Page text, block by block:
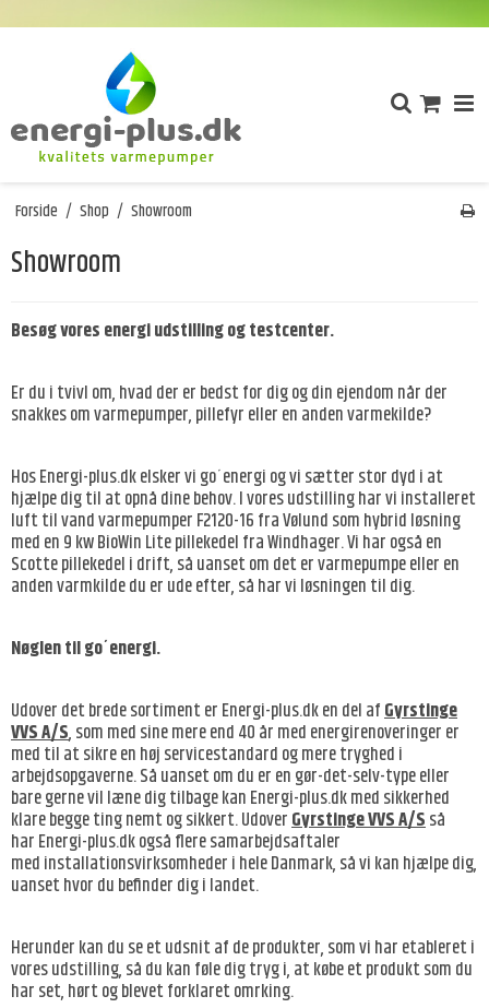
Forside / Shop / Showroom
Showroom
Besøg vores energi udstilling og testcenter.
Er du i tvivl om, hvad der er bedst for dig og din ejendom når der
snakkes om varmepumper, pillefyr eller en anden varmekilde?
HosEnergi-plus.dkelsker vi go´energi og vi sætter stor dyd i at
hjælpe dig til at opnå dine behov. I vores udstilling har vi installeret
luft til vand varmepumper F2120-16 fra Vølund som hybrid løsning
med en 9 kw BioWin Lite pillekedel fra Windhager. Vi har også en
Scotte pillekedel i drift, så uanset om det er varmepumpe eller en
anden varmkilde du er ude efter, så har vi løsningen til dig.
Nøglen til go´energi.
Udover det brede sortiment erEnergi-plus.dken del afGyrstinge
VVS A/S, som med sine mere end 40 år med energirenoveringer er
med til at sikre en høj servicestandard og mere tryghed i
arbejdsopgaverne. Så uanset om du er en gør-det-selv-type eller
bare gerne vil læne dig tilbage kanEnergi-plus.dkmed sikkerhed
klare begge ting nemt og sikkert. UdoverGyrstinge VVS A/Sså
harEnergi-plus.dkogså flere samarbejdsaftaler
med installationsvirksomheder i hele Danmark, så vi kan hjælpe dig,
uanset hvor du befinder dig i landet.
Herunder kan du se et udsnit af de produkter, som vi har etableret i
vores udstilling, så du kan føle dig tryg i, at købe et produkt som du
har set, hørt og blevet forklaret omrking.